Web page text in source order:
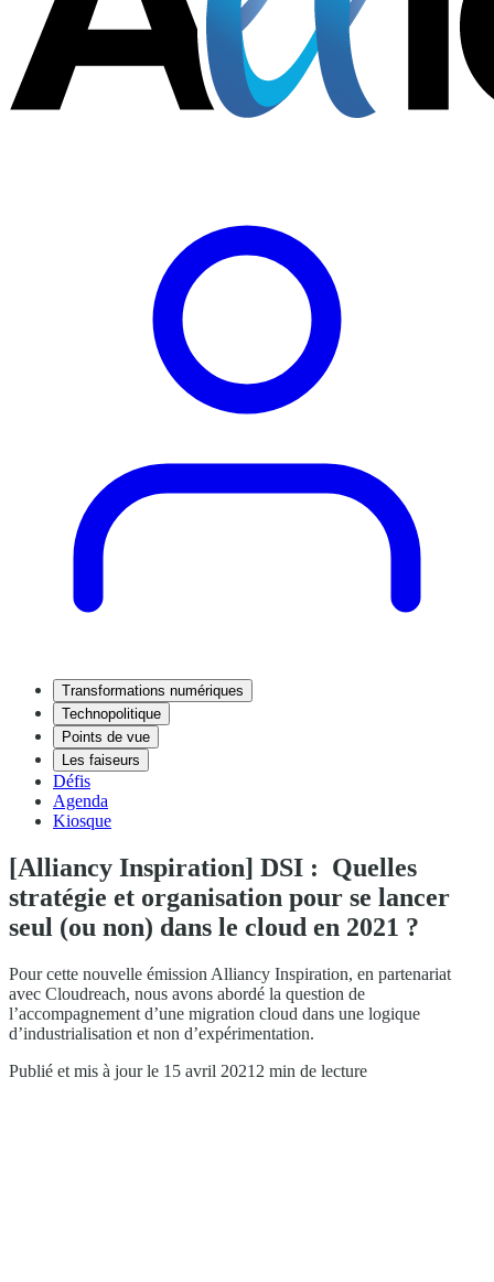
Transformations numériques
Technopolitique
Points de vue
Les faiseurs
Défis
Agenda
Kiosque
[Alliancy Inspiration] DSI : Quelles
stratégie et organisation pour se lancer
seul (ou non) dans le cloud en 2021 ?
Pour cette nouvelle émission Alliancy Inspiration, en partenariat
avec Cloudreach, nous avons abordé la question de
l’accompagnement d’une migration cloud dans une logique
d’industrialisation et non d’expérimentation.
Publié et mis à jour le 15 avril 2021 2 min de lecture